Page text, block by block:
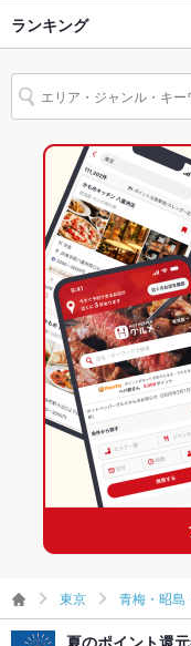
駐車場 あり ：駐車
その他設備 個室キッズル
あり ：サワ
各種飲み放題
食べ放題 あり ：食べ放
お子様連れ お子様連れ
ウェディン
グパーティ
ー二次会
ご不明な点は
予算、人数、
等、お気軽に
青梅・昭島・小作・青梅
羽村駅 × 焼肉・ホルモン
羽村駅 × 焼肉
羽村 × 焼肉
東京
東京 × 焼肉・ホルモン
東京 × 焼肉
エビ料理
石焼きビビンバ 冷麺 プ
ランキング
東京のグルメランキング
東京の焼肉・ホルモンラ
青梅・昭島・小作・青梅
青梅・昭島・小作・青
羽村のグルメランキング
東京 青梅・昭島
夏のポイント還